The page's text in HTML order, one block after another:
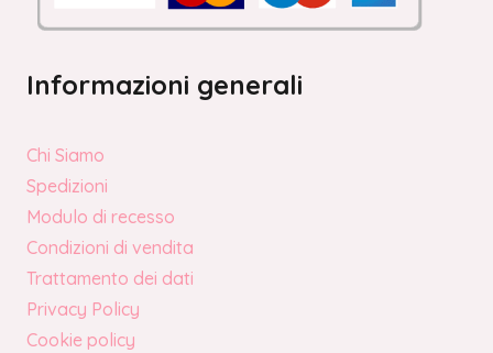
Informazioni generali
Chi Siamo
Spedizioni
Modulo di recesso
Condizioni di vendita
Trattamento dei dati
Privacy Policy
Cookie policy